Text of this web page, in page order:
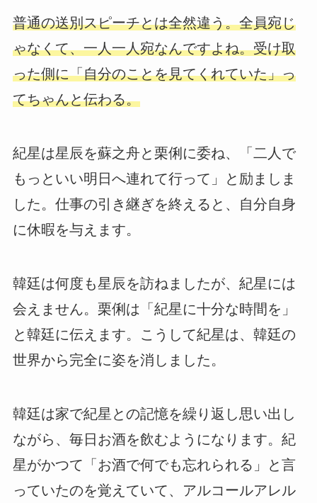
普通の送別スピーチとは全然違う。全員宛じ
ゃなくて、一人一人宛なんですよね。受け取
った側に「自分のことを見てくれていた」っ
てちゃんと伝わる。
紀星は星辰を蘇之舟と栗俐に委ね、「二人で
もっといい明日へ連れて行って」と励ましま
した。仕事の引き継ぎを終えると、自分自身
に休暇を与えます。
韓廷は何度も星辰を訪ねましたが、紀星には
会えません。栗俐は「紀星に十分な時間を」
と韓廷に伝えます。こうして紀星は、韓廷の
世界から完全に姿を消しました。
韓廷は家で紀星との記憶を繰り返し思い出し
ながら、毎日お酒を飲むようになります。紀
星がかつて「お酒で何でも忘れられる」と言
っていたのを覚えていて、アルコールアレル